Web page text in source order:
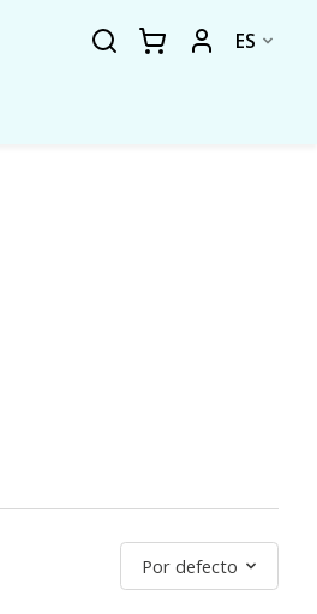
ES
Ordenar por
Por defecto